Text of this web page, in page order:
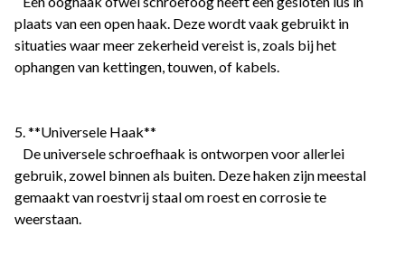
plaats van een open haak. Deze wordt vaak gebruikt in
situaties waar meer zekerheid vereist is, zoals bij het
ophangen van kettingen, touwen, of kabels.
5. **Universele Haak**
De universele schroefhaak is ontworpen voor allerlei
gebruik, zowel binnen als buiten. Deze haken zijn meestal
gemaakt van roestvrij staal om roest en corrosie te
weerstaan.